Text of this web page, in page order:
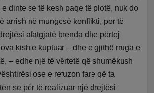
e dinte se të kesh paqe të plotë, nuk do
arrish në mungesë konflikti, por të
afatgjatë brenda dhe përtej
kishte kuptuar – dhe e gjithë rruga e
– edhe një të vërtetë që shumëkush
ose e refuzon fare që ta
se për të realizuar një drejtësi